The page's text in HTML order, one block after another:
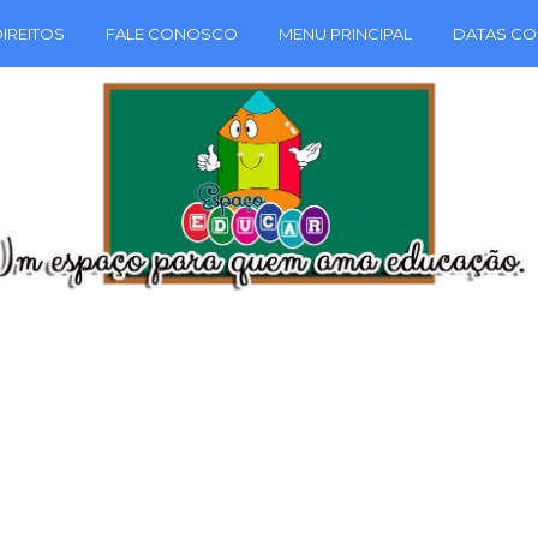
FALE CONOSCO MENU PRINCIPAL DATAS